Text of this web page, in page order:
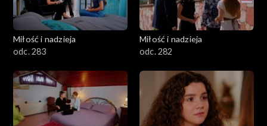
Miłość i nadzieja
odc. 283
Miłość i nadzieja
odc. 282